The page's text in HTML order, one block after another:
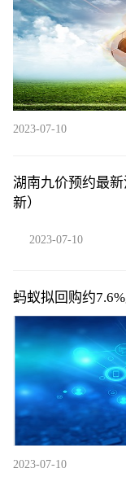
2023-07-10
湖南九价预约最
新）
2023-07-10
蚂蚁拟回购约
2023-07-10